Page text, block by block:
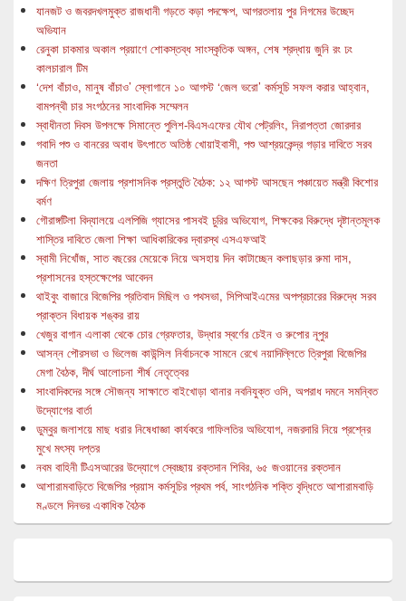
যানজট ও জবরদখলমুক্ত রাজধানী গড়তে কড়া পদক্ষেপ, আগরতলায় পুর নিগমের উচ্ছেদ
অভিযান
রেনুকা চাকমার অকাল প্রয়াণে শোকস্তব্ধ সাংস্কৃতিক অঙ্গন, শেষ শ্রদ্ধায় জুনি রং ঢং
কালচারাল টিম
‘দেশ বাঁচাও, মানুষ বাঁচাও’ স্লোগানে ১০ আগস্ট ‘জেল ভরো’ কর্মসূচি সফল করার আহ্বান,
বামপন্থী চার সংগঠনের সাংবাদিক সম্মেলন
স্বাধীনতা দিবস উপলক্ষে সিমান্তে পুলিশ-বিএসএফের যৌথ পেট্রলিং, নিরাপত্তা জোরদার
গবাদি পশু ও বানরের অবাধ উৎপাতে অতিষ্ঠ খোয়াইবাসী, পশু আশ্রয়কেন্দ্র গড়ার দাবিতে সরব
জনতা
দক্ষিণ ত্রিপুরা জেলায় প্রশাসনিক প্রস্তুতি বৈঠক: ১২ আগস্ট আসছেন পঞ্চায়েত মন্ত্রী কিশোর
বর্মণ
গৌরাঙ্গটিলা বিদ্যালয়ে এলপিজি গ্যাসের পাসবই চুরির অভিযোগ, শিক্ষকের বিরুদ্ধে দৃষ্টান্তমূলক
শাস্তির দাবিতে জেলা শিক্ষা আধিকারিকের দ্বারস্থ এসএফআই
স্বামী নিখোঁজ, সাত বছরের মেয়েকে নিয়ে অসহায় দিন কাটাচ্ছেন কলাছড়ার রুমা দাস,
প্রশাসনের হস্তক্ষেপের আবেদন
থাইবুং বাজারে বিজেপির প্রতিবাদ মিছিল ও পথসভা, সিপিআইএমের অপপ্রচারের বিরুদ্ধে সরব
প্রাক্তন বিধায়ক শঙ্কর রায়
খেজুর বাগান এলাকা থেকে চোর গ্রেফতার, উদ্ধার স্বর্ণের চেইন ও রুপোর নূপুর
আসন্ন পৌরসভা ও ভিলেজ কাউন্সিল নির্বাচনকে সামনে রেখে নয়াদিল্লিতে ত্রিপুরা বিজেপির
মেগা বৈঠক, দীর্ঘ আলোচনা শীর্ষ নেতৃত্বের
সাংবাদিকদের সঙ্গে সৌজন্য সাক্ষাতে বাইখোড়া থানার নবনিযুক্ত ওসি, অপরাধ দমনে সমন্বিত
উদ্যোগের বার্তা
ডুম্বুর জলাশয়ে মাছ ধরার নিষেধাজ্ঞা কার্যকরে গাফিলতির অভিযোগ, নজরদারি নিয়ে প্রশ্নের
মুখে মৎস্য দপ্তর
নবম বাহিনী টিএসআরের উদ্যোগে স্বেচ্ছায় রক্তদান শিবির, ৬৫ জওয়ানের রক্তদান
আশারামবাড়িতে বিজেপির প্রয়াস কর্মসূচির প্রথম পর্ব, সাংগঠনিক শক্তি বৃদ্ধিতে আশারামবাড়ি
মণ্ডলে দিনভর একাধিক বৈঠক